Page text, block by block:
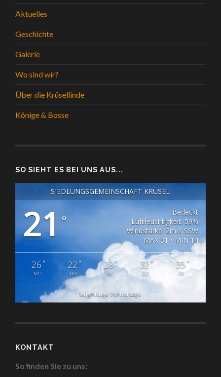
Aktuelles
Geschichte
Galerie
Wo sind wir?
Über die Krüsellinde
Könige & Bosse
SO SIEHT ES BEI UNS AUS...
SIEDLUNGSGEMEINSCHAFT KRÜSEL
21°
Bedeckt
Luftfeuchtigkeit: 59%
Windstärke: 2m/s SSW
MAX 31 • MIN 14
26°
MO
22 °
DIE
28°
MI
32°
DO
35°
FR
langfristige Vorhersage
KONTAKT
So finden Sie zu uns: